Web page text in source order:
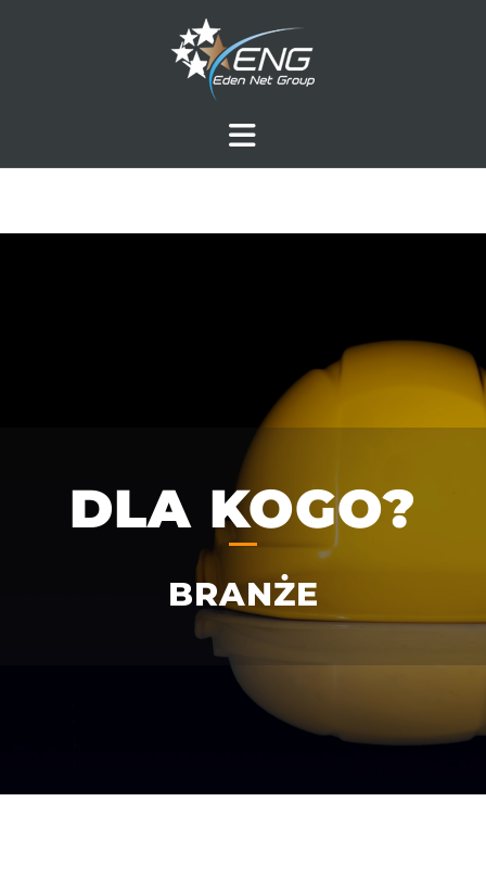
DLA KOGO?
BRANŻE